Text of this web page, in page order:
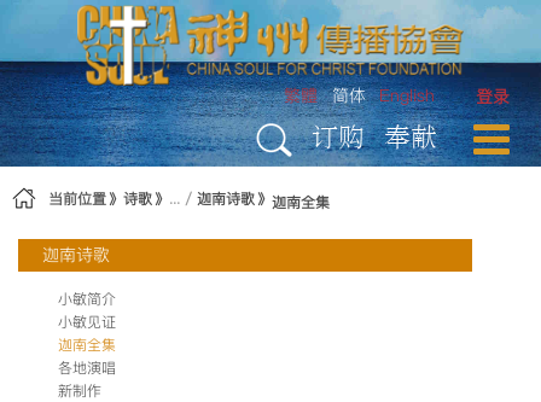
跳转到内容
登录
繁體 简体 English
订购 奉献
当前位置 诗歌 迦南诗歌 迦南全集
迦南诗歌
小敏简介
小敏见证
迦南全集
各地演唱
新制作